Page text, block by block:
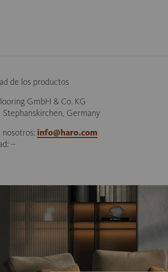
de los productos
GmbH & Co. KG
Stephanskirchen, Germany
nosotros: info@haro.com
--